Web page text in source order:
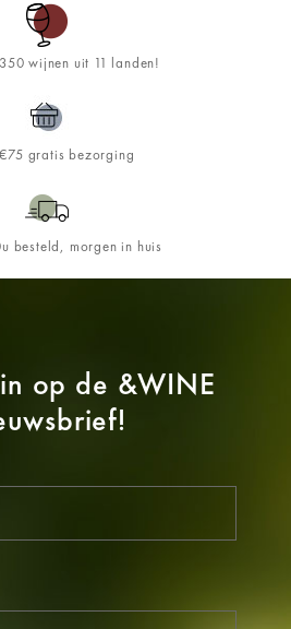
wijnen uit 11 landen!
gratis bezorging
besteld, morgen in huis
op de &WINE